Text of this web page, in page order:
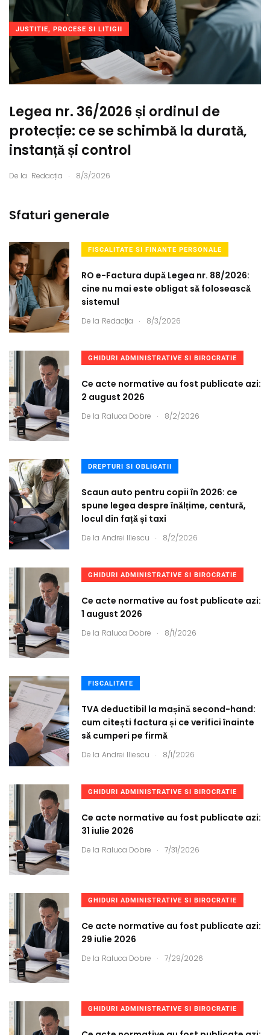
JUSTITIE, PROCESE SI LITIGII
Legea nr. 36/2026 și ordinul de
protecție: ce se schimbă la durată,
instanță și control
De la Redacția . 8/3/2026
Sfaturi generale
FISCALITATE SI FINANTE PERSONALE
RO e-Factura după Legea nr. 88/2026:
cine nu mai este obligat să folosească
sistemul
De la Redacția . 8/3/2026
GHIDURI ADMINISTRATIVE SI BIROCRATIE
Ce acte normative au fost publicate azi:
2 august 2026
De la Raluca Dobre . 8/2/2026
DREPTURI SI OBLIGATII
Scaun auto pentru copii în 2026: ce
spune legea despre înălțime, centură,
locul din față și taxi
De la Andrei Iliescu . 8/2/2026
GHIDURI ADMINISTRATIVE SI BIROCRATIE
Ce acte normative au fost publicate azi:
1 august 2026
De la Raluca Dobre . 8/1/2026
FISCALITATE
TVA deductibil la mașină second-hand:
cum citești factura și ce verifici înainte
să cumperi pe firmă
De la Andrei Iliescu . 8/1/2026
GHIDURI ADMINISTRATIVE SI BIROCRATIE
Ce acte normative au fost publicate azi:
31 iulie 2026
De la Raluca Dobre . 7/31/2026
GHIDURI ADMINISTRATIVE SI BIROCRATIE
Ce acte normative au fost publicate azi:
29 iulie 2026
De la Raluca Dobre . 7/29/2026
GHIDURI ADMINISTRATIVE SI BIROCRATIE